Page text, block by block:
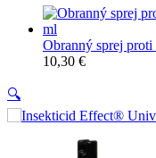
Obranný sprej
10,30 €
🔍